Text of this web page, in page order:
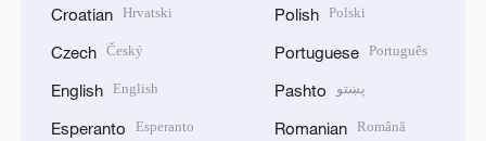
Croatian Hrvatski
Czech Český
English English
Esperanto Esperanto
Polish Polski
Portuguese Português
Pashto پښتو
Romanian Română